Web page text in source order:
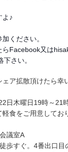
よ♪
ください。
らFacebook又は
下さい。
ア拡散頂けたら幸
日木曜日19時～21
食をご用意してお
議室A
歩すぐ。4番出口目